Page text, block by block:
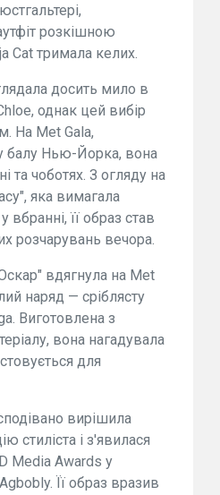
розкішною
Cat тримала келих.
досить мило в
однак цей вибір
На Met Gala,
балу Нью-Йорка, вона
та чоботях. З огляду на
яка вимагала
вбранні, її образ став
розчарувань вечора.
вдягнула на Met
наряд — сріблясту
Виготовлена з
вона нагадувала
для
вирішила
стиліста і з'явилася
Media Awards у
Її образ вразив